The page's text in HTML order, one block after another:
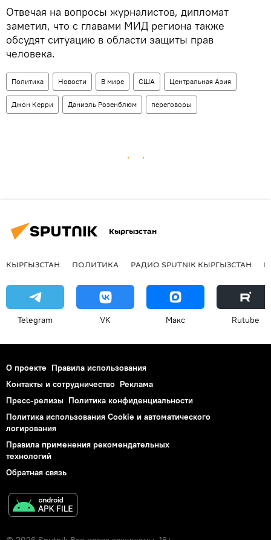
Отвечая на вопросы журналистов, дипломат
заметил, что с главами МИД региона также
обсудят ситуацию в области защиты прав
человека.
Политика Новости В мире США Центральная Азия
Джон Керри Даниэль Розенблюм переговоры
Кыргызстан
КЫРГЫЗСТАН ПОЛИТИКА РАДИО SPUTNIK КЫРГЫЗСТАН
Telegram VK Макс Rutube
О проекте Правила использования
Контакты и сотрудничество Реклама
Пресс-релизы Политика конфиденциальности
Политика использования Cookie и автоматического
логирования
Правила применения рекомендательных
технологий
Обратная связь